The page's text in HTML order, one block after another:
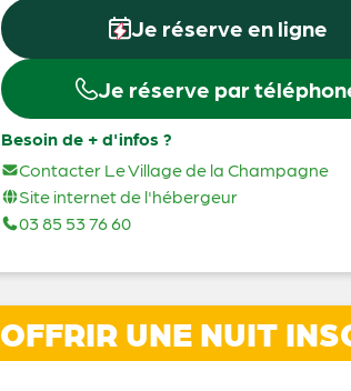
Je réserve en ligne
Je réserve par
Besoin de + d'infos ?
Contacter Le Village de la Champagne
Site internet de l'hébergeur
03 85 53 76 60
OFFRIR UNE NUIT